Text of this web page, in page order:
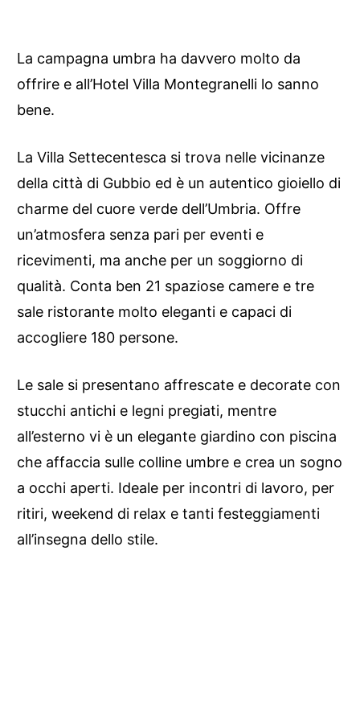
La campagna umbra ha davvero molto da
offrire e all’Hotel Villa Montegranelli lo sanno
bene.
La Villa Settecentesca si trova nelle vicinanze
della città di Gubbio ed è un autentico gioiello di
charme del cuore verde dell’Umbria. Offre
un’atmosfera senza pari per eventi e
ricevimenti, ma anche per un soggiorno di
qualità. Conta ben 21 spaziose camere e tre
sale ristorante molto eleganti e capaci di
accogliere 180 persone.
Le sale si presentano affrescate e decorate con
stucchi antichi e legni pregiati, mentre
all’esterno vi è un elegante giardino con piscina
che affaccia sulle colline umbre e crea un sogno
a occhi aperti. Ideale per incontri di lavoro, per
ritiri, weekend di relax e tanti festeggiamenti
all’insegna dello stile.